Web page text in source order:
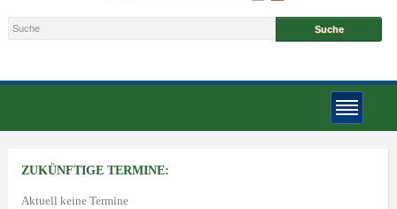
ZUKÜNFTIGE TERMINE:
Aktuell keine Termine